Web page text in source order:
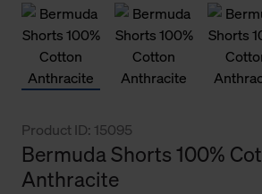
Product ID: 15095
Bermuda Shorts 100%
Anthracite